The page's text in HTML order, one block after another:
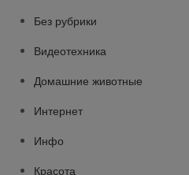
Без рубрики
Видеотехника
Домашние животные
Интернет
Инфо
Красота